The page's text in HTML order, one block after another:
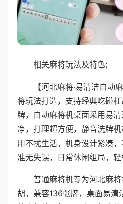
相关麻将玩法及特色;
【河北麻将·易清洁自动
将玩法打造，支持经典吃碰
牌，自动麻将机桌面采用易
净，打理超方便，静音洗牌
用不扰生活，机身设计紧凑
准无失误，日常休闲组局，轻
普通麻将机专为河北麻
胡，兼容136张牌，桌面易清